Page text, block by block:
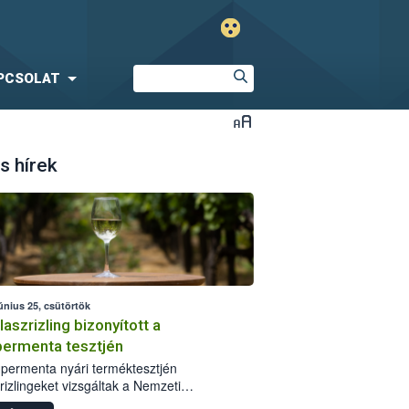
hírek
25, csütörtök
bizonyított a
tesztjén
nyári terméktesztjén
vizsgáltak a Nemzeti
biztonsági Hivatal (Nébih)